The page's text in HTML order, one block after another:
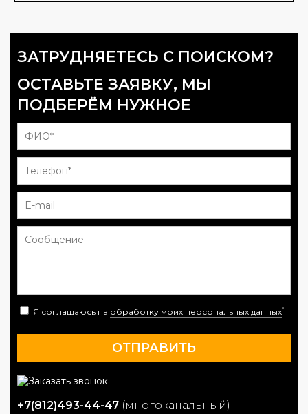
ЗАТРУДНЯЕТЕСЬ С ПОИСКОМ?
ОСТАВЬТЕ ЗАЯВКУ, МЫ
ПОДБЕРЁМ НУЖНОЕ
Я соглашаюсь на обработку моих персональных данных*
+7(812)493-44-47 (многоканальный)